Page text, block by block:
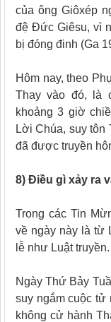
của ông Giôxép
đệ Ðức Giêsu, vì
bị đóng đinh (Ga
Hôm nay, theo
Thay vào đó, là
khoảng 3 giờ
Lời Chúa, suy
đã được truyền
8) Điều gì xảy ra
Trong các Tin
về ngày này là từ
lễ như Luật truyền.
Ngày Thứ Bảy
suy ngắm cuộc tử
không cử hành